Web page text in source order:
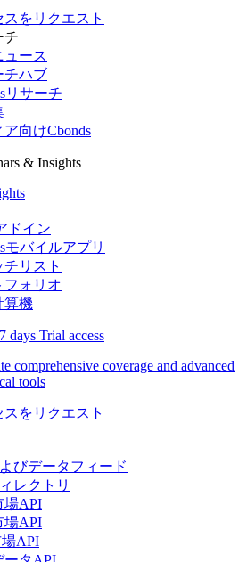
スをリクエスト
チ
ュース
チハブ
リサーチ
ア向けCbonds
& Insights
ドイン
モバイルアプリ
チリスト
フォリオ
算機
7 days Trial access
comprehensive coverage and advanced
tools
スをリクエスト
びデータフィード
レクトリ
場API
場API
API